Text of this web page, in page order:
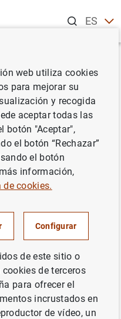
ESEN
Stability
la debilidad
económicas
para el
Review»
de las perspectivas
los riesgos para el
KB)
web utiliza cookies
para mejorar su
y recogida
aceptar todas las
botón "Aceptar",
el botón “Rechazar”
el botón
información,
de cookies.
Configurar
de este sitio o
de terceros
para ofrecer el
incrustados en
de vídeo, un